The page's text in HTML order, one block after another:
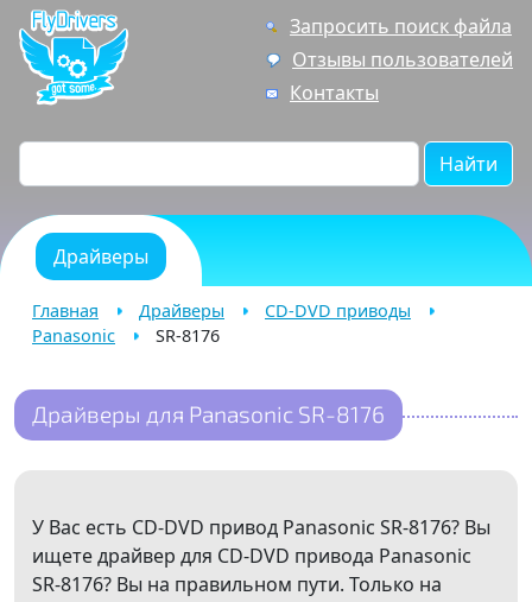
Запросить поиск файла
Отзывы пользователей
Контакты
Найти
Драйверы
Главная Драйверы
CD-DVD приводы
Panasonic
SR-8176
Драйверы для Panasonic SR-8176
У Вас есть CD-DVD привод Panasonic SR-8176? Вы
ищете драйвер для CD-DVD привода Panasonic
SR-8176? Вы на правильном пути. Только на